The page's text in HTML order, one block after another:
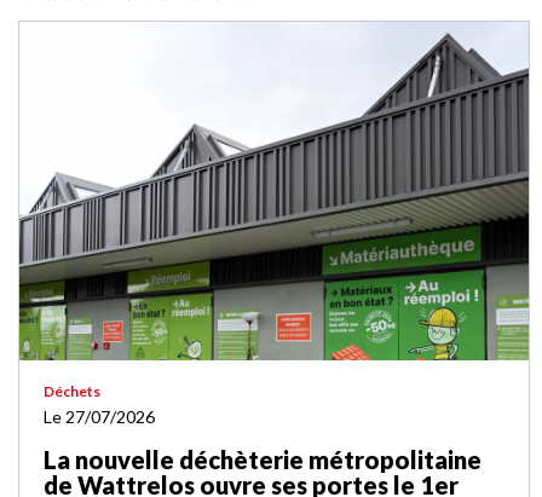
Déchets
Le 27/07/2026
La nouvelle déchèterie métropolitaine
de Wattrelos ouvre ses portes le 1er